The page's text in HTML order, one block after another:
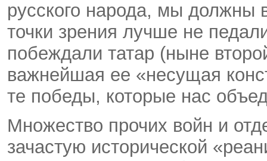
русского народа, мы должны
точки зрения лучше не
побеждали татар (ныне
важнейшая ее «несущая
те победы, которые нас
Множество прочих войн и
зачастую исторической